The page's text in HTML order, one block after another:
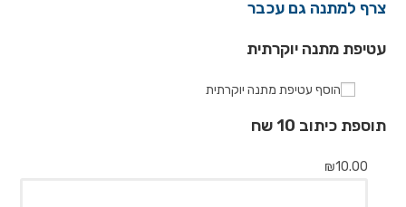
צרף למתנה גם עכבר
עטיפת מתנה יוקרתית
הוסף עטיפת מתנה יוקרתית
תוספת כיתוב 10 שח
₪10.00